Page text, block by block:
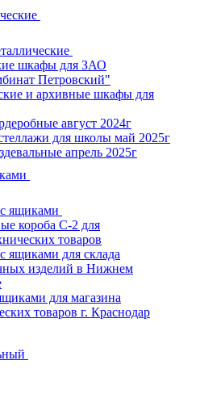
шкафы для ЗАО
Петровский"
и архивные шкафы для
август 2024г
для школы май 2025г
апрель 2025г
ящиками
короба С-2 для
товаров
ящиками для склада
изделий в Нижнем
для магазина
товаров г. Краснодар